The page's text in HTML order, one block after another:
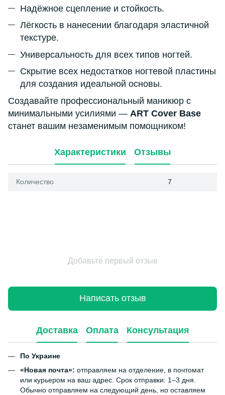
Надёжное сцепление и стойкость.
Лёгкость в нанесении благодаря эластичной
текстуре.
Универсальность для всех типов ногтей.
Скрытие всех недостатков ногтевой пластины
для создания идеальной основы.
Создавайте профессиональный маникюр с
минимальными усилиями — ART Cover Base
станет вашим незаменимым помощником!
Характеристики Отзывы
Количество 7
Добавьте первый отзыв
Написать отзыв
Доставка Оплата Консультация
По Украине
«Новая почта»: отправляем на отделение, в почтомат
или курьером на ваш адрес. Срок отправки: 1–3 дня.
Обычно отправляем на следующий день, но оставляем